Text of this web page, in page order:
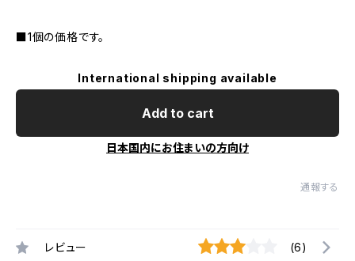
■1個の価格です。
International shipping available
Add to cart
日本国内にお住まいの方向け
通報する
レビュー (6)